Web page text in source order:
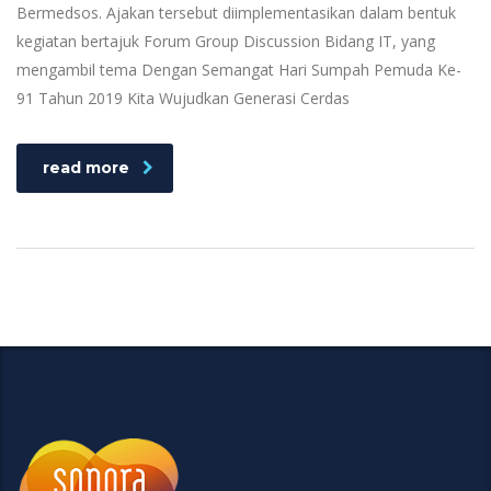
Bermedsos. Ajakan tersebut diimplementasikan dalam bentuk
kegiatan bertajuk Forum Group Discussion Bidang IT, yang
mengambil tema Dengan Semangat Hari Sumpah Pemuda Ke-
91 Tahun 2019 Kita Wujudkan Generasi Cerdas
read more